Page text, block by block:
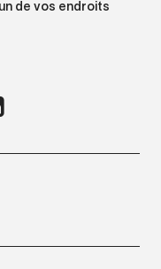
de vos endroits